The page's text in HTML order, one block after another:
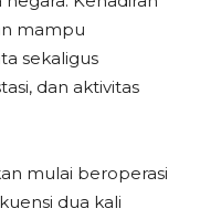
mampu
sekaligus
dan aktivitas
mulai beroperasi
dua kali